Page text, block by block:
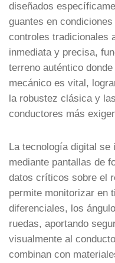
diseñados
guantes en
controles tradicionales
inmediata y precisa,
terreno auténtico
mecánico es vital,
la robustez clásica y
conductores más
La tecnología digital se
mediante pantallas de
datos críticos sobre el
permite monitorizar en
diferenciales, los
ruedas, aportando
visualmente al
combinan con